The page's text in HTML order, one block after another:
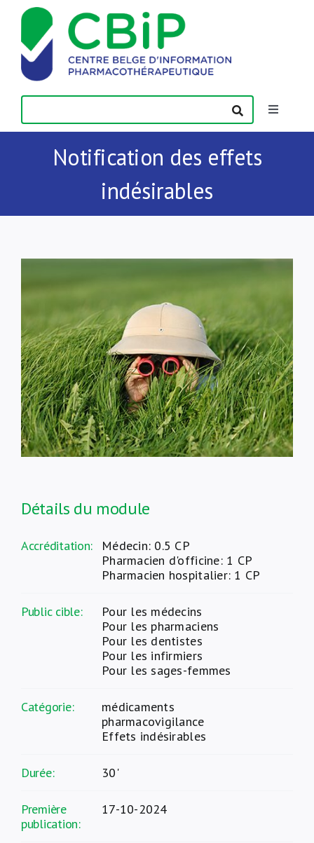
Passer
contenu
Toggle
Actualités
À propos de nous
NL
Notification des effets
indésirables
Détails du module
Accréditation:
Médecin: 0.5 CP
Pharmacien d'officine: 1 CP
Pharmacien hospitalier: 1 CP
Public cible:
Pour les médecins
Pour les pharmaciens
Pour les dentistes
Pour les infirmiers
Pour les sages-femmes
Catégorie:
médicaments
pharmacovigilance
Effets indésirables
Durée: 30'
Première
publication:
17-10-2024